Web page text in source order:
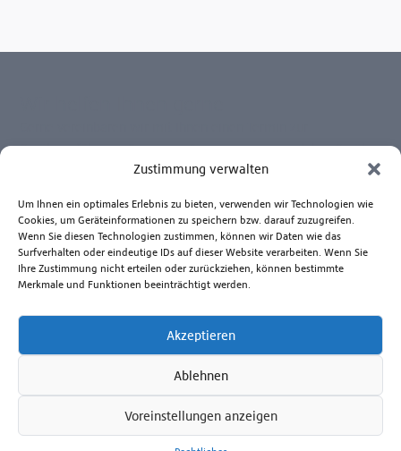
Zustimmung verwalten
Um Ihnen ein optimales Erlebnis zu bieten, verwenden wir Technologien wie
Cookies, um Geräteinformationen zu speichern bzw. darauf zuzugreifen.
Wenn Sie diesen Technologien zustimmen, können wir Daten wie das
Surfverhalten oder eindeutige IDs auf dieser Website verarbeiten. Wenn Sie
Ihre Zustimmung nicht erteilen oder zurückziehen, können bestimmte
Merkmale und Funktionen beeinträchtigt werden.
Akzeptieren
Ablehnen
Voreinstellungen anzeigen
Gerätevorführung. So wissen Sie ganz genau, welches Gerät
Ihren Ansprüchen am besten gerecht wird.
unserer Produkte, Reparatur- und Ersatzteilservice.
Beratungshotline Mo. bis Fr. 8.00 - 17.00 Uhr
+49 381 6586-830
Senden Sie uns eine E-Mail
Zum Kontaktformular